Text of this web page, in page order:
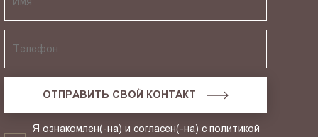
ОТПРАВИТЬ СВОЙ КОНТАКТ
Я ознакомлен(-на) и согласен(-на) сполитикой